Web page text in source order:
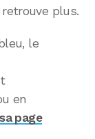
retrouve plus.
le
en
page